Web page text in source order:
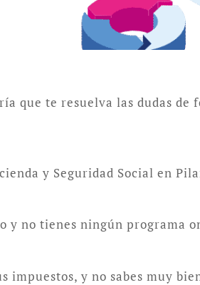
que te resuelva las dudas
y Seguridad Social en
y no tienes ningún
y no sabes muy